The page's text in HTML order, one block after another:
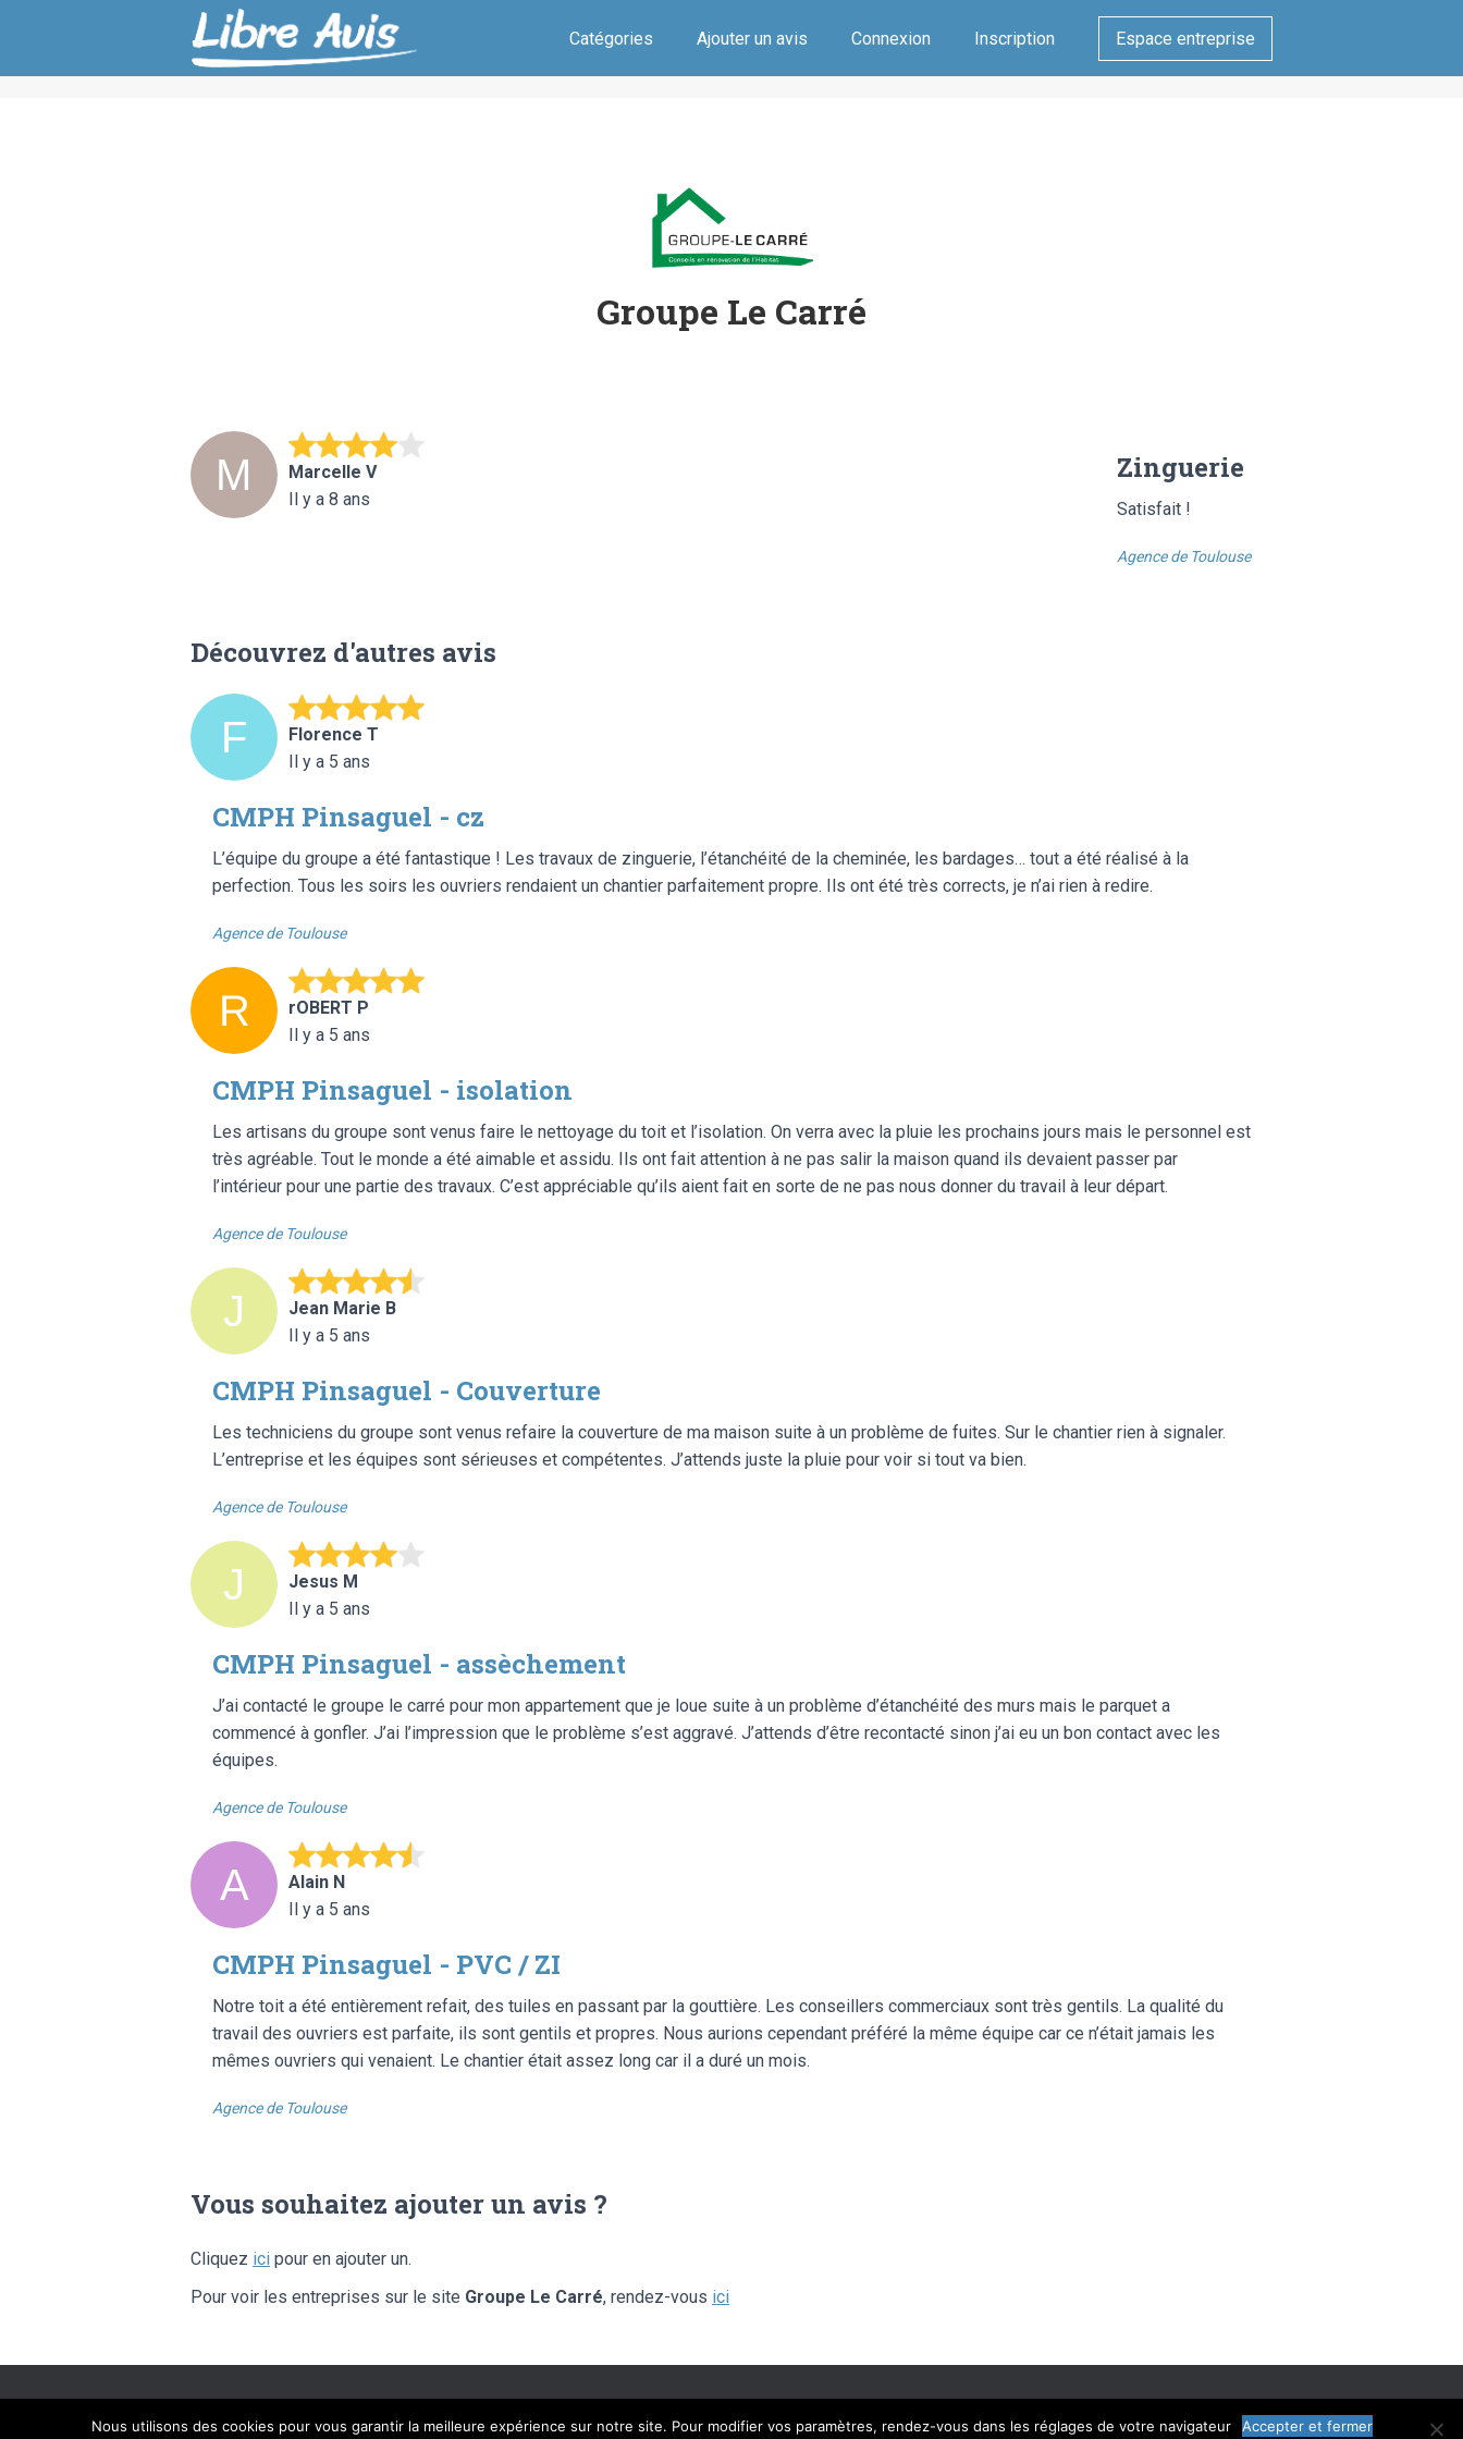
Catégories Ajouter un avis Connexion Inscription Espace entreprise
Groupe Le Carré
Marcelle V
Il y a 8 ans
Zinguerie
Satisfait !
Agence de Toulouse
Découvrez d'autres avis
Florence T
Il y a 5 ans
CMPH Pinsaguel - cz
L’équipe du groupe a été fantastique ! Les travaux de zinguerie, l’étanchéité de la cheminée, les bardages… tout a été réalisé à la
perfection. Tous les soirs les ouvriers rendaient un chantier parfaitement propre. Ils ont été très corrects, je n’ai rien à redire.
Agence de Toulouse
rOBERT P
Il y a 5 ans
CMPH Pinsaguel - isolation
Les artisans du groupe sont venus faire le nettoyage du toit et l’isolation. On verra avec la pluie les prochains jours mais le personnel est
très agréable. Tout le monde a été aimable et assidu. Ils ont fait attention à ne pas salir la maison quand ils devaient passer par
l’intérieur pour une partie des travaux. C’est appréciable qu’ils aient fait en sorte de ne pas nous donner du travail à leur départ.
Agence de Toulouse
Jean Marie B
Il y a 5 ans
CMPH Pinsaguel - Couverture
Les techniciens du groupe sont venus refaire la couverture de ma maison suite à un problème de fuites. Sur le chantier rien à signaler.
L’entreprise et les équipes sont sérieuses et compétentes. J’attends juste la pluie pour voir si tout va bien.
Agence de Toulouse
Jesus M
Il y a 5 ans
CMPH Pinsaguel - assèchement
J’ai contacté le groupe le carré pour mon appartement que je loue suite à un problème d’étanchéité des murs mais le parquet a
commencé à gonfler. J’ai l’impression que le problème s’est aggravé. J’attends d’être recontacté sinon j’ai eu un bon contact avec les
équipes.
Agence de Toulouse
Alain N
Il y a 5 ans
CMPH Pinsaguel - PVC / ZI
Notre toit a été entièrement refait, des tuiles en passant par la gouttière. Les conseillers commerciaux sont très gentils. La qualité du
travail des ouvriers est parfaite, ils sont gentils et propres. Nous aurions cependant préféré la même équipe car ce n’était jamais les
mêmes ouvriers qui venaient. Le chantier était assez long car il a duré un mois.
Agence de Toulouse
Vous souhaitez ajouter un avis ?
Cliquez ici pour en ajouter un.
Pour voir les entreprises sur le site Groupe Le Carré, rendez-vous ici
SITE ÉDITÉ PAR FLIPPAD DIGITAL SOLUTIONS – © LIBRE AVIS 2020 – TOUS DROITS RÉSERVÉS MENTIONS LÉGALES CGU CHARTE
Nous utilisons des cookies pour vous garantir la meilleure expérience sur notre site. Pour modifier vos paramètres, rendez-vous dans les réglages de votre navigateur Accepter et fermer